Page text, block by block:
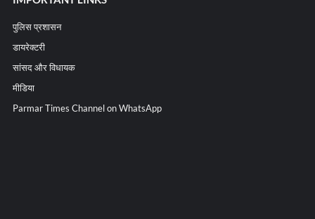
पुलिस प्रशासन
डायरेक्टरी
सांसद और विधायक
मीडिया
Parmar Times Channel on WhatsApp